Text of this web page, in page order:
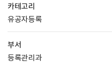
카테고리
유공자등록
부서
등록관리과